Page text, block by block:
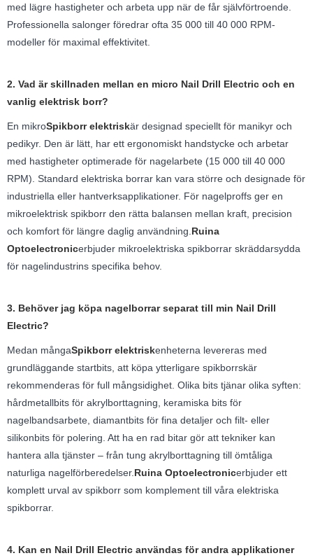
med lägre hastigheter och arbeta upp när de får självförtroende.
Professionella salonger föredrar ofta 35 000 till 40 000 RPM-
modeller för maximal effektivitet.
2. Vad är skillnaden mellan en micro Nail Drill Electric och en
vanlig elektrisk borr?
En mikroSpikborr elektriskär designad speciellt för manikyr och
pedikyr. Den är lätt, har ett ergonomiskt handstycke och arbetar
med hastigheter optimerade för nagelarbete (15 000 till 40 000
RPM). Standard elektriska borrar kan vara större och designade för
industriella eller hantverksapplikationer. För nagelproffs ger en
mikroelektrisk spikborr den rätta balansen mellan kraft, precision
och komfort för längre daglig användning. Ruina
Optoelectronicerbjuder mikroelektriska spikborrar skräddarsydda
för nagelindustrins specifika behov.
3. Behöver jag köpa nagelborrar separat till min Nail Drill
Electric?
Medan mångaSpikborr elektriskenheterna levereras med
grundläggande startbits, att köpa ytterligare spikborrskär
rekommenderas för full mångsidighet. Olika bits tjänar olika syften:
hårdmetallbits för akrylborttagning, keramiska bits för
nagelbandsarbete, diamantbits för fina detaljer och filt- eller
silikonbits för polering. Att ha en rad bitar gör att tekniker kan
hantera alla tjänster – från tung akrylborttagning till ömtåliga
naturliga nagelförberedelser. Ruina Optoelectronicerbjuder ett
komplett urval av spikborr som komplement till våra elektriska
spikborrar.
4. Kan en Nail Drill Electric användas för andra applikationer